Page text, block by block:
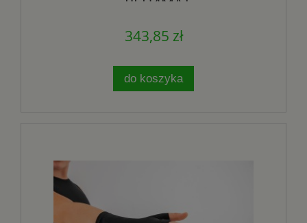
343,85 zł
do koszyka